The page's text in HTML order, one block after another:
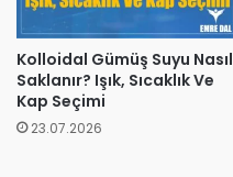
Kolloidal Gümüş Suyu Nasıl
Saklanır? Işık, Sıcaklık Ve
Kap Seçimi
23.07.2026